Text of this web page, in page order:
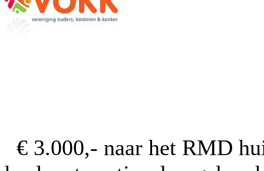
€ 3.000,- naar het RMD